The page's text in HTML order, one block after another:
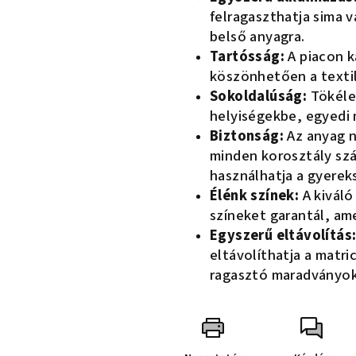
felragaszthatja sima
belső anyagra.
Tartósság:A piacon
köszönhetően a
Sokoldalúság:
helyiségekbe,
Biztonság:Az anyag
minden korosztály
használhatja a
Élénk színek:A
színeket garantál,
Egyszerű eltávolítás:
eltávolíthatja a
ragasztó